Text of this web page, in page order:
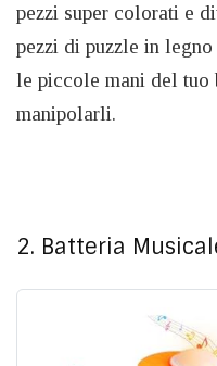
pezzi super colorati e
pezzi di puzzle in
le piccole mani del tuo
manipolarli.
2. Batteria